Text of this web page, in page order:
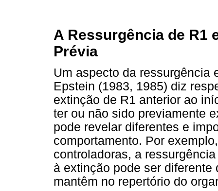
A Ressurgência de R1
Prévia
Um aspecto da ressurgência
Epstein (1983, 1985) diz
extinção de R1 anterior ao
ter ou não sido previamente
pode revelar diferentes e
comportamento. Por
controladoras, a
à extinção pode ser
mantêm no repertório do